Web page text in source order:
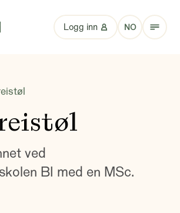
Logg inn NO
ved
BI med en MSc.